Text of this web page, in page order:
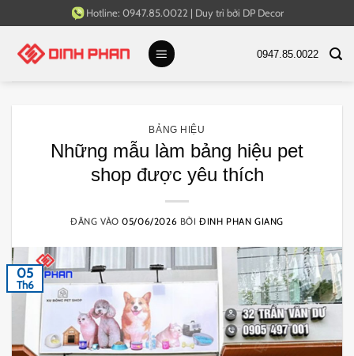
qua
Hotline: 0947.85.0022 | Duy trì bởi DP Decor
0947.85.0022
BẢNG HIỆU
Những mẫu làm bảng hiệu pet
shop được yêu thích
ĐĂNG VÀO05/06/2026 BỞIĐINH PHAN GIANG
05
Th6